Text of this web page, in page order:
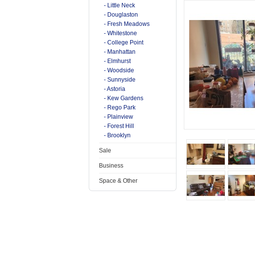
- Little Neck
- Douglaston
- Fresh Meadows
- Whitestone
- College Point
- Manhattan
- Elmhurst
- Woodside
- Sunnyside
- Astoria
- Kew Gardens
- Rego Park
- Plainview
- Forest Hill
- Brooklyn
Sale
Business
Space & Other